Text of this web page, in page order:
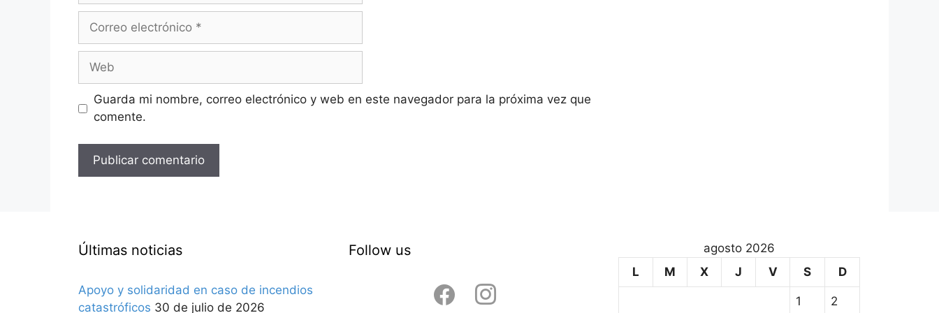
Correo
Web
Guarda mi nombre, correo electrónico y web en este navegador para la próxima vez que
comente.
Últimas noticias
Apoyo y solidaridad en caso de incendios
catastróficos 30 de julio de 2026
Follow us
facebookinstagram
agosto 2026
L
M X J V S D
1 2